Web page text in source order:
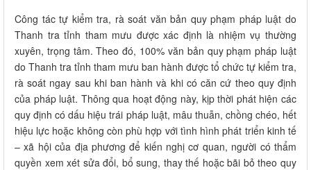
Công tác tự kiểm tra, rà soát văn bản quy phạm pháp luật do
Thanh tra tỉnh tham mưu được xác định là nhiệm vụ thường
xuyên, trọng tâm. Theo đó, 100% văn bản quy phạm pháp luật
do Thanh tra tỉnh tham mưu ban hành được tổ chức tự kiểm tra,
rà soát ngay sau khi ban hành và khi có căn cứ theo quy định
của pháp luật. Thông qua hoạt động này, kịp thời phát hiện các
quy định có dấu hiệu trái pháp luật, mâu thuẫn, chồng chéo, hết
hiệu lực hoặc không còn phù hợp với tình hình phát triển kinh tế
– xã hội của địa phương để kiến nghị cơ quan, người có thẩm
quyền xem xét sửa đổi, bổ sung, thay thế hoặc bãi bỏ theo quy